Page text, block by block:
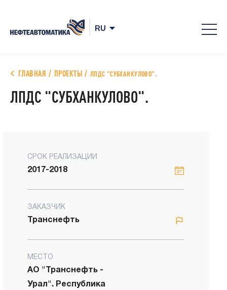
ГЛАВНАЯ ПРОЕКТЫ ЛПДС "СУБХАНКУЛОВО".
ЛПДС "СУБХАНКУЛОВО".
СРОК РЕАЛИЗАЦИИ
2017-2018
ЗАКАЗЧИК
Транснефть
МЕСТО
АО "Транснефть -
Урал". Республика